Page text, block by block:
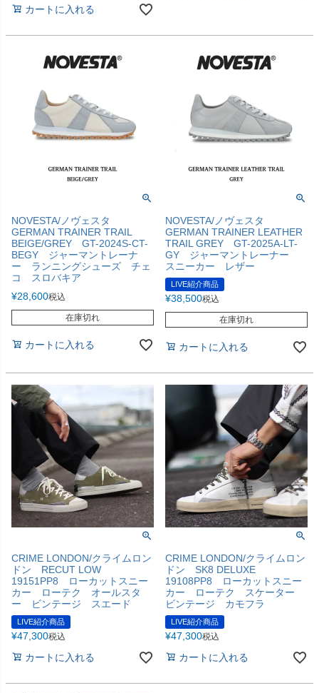
カートに入れる
NOVESTA/ノヴェスタ
GERMAN TRAINER TRAIL
BEIGE/GREY GT-2024S-CT-
BEGY ジャーマントレーナ
ー ランニングシューズ チェ
コ スロバキア
¥28,600税込
在庫切れ
カートに入れる
NOVESTA/ノヴェスタ
GERMAN TRAINER LEATHER
TRAIL GREY GT-2025A-LT-
GY ジャーマントレーナー
スニーカー レザー
LIVE紹介商品
¥38,500税込
在庫切れ
カートに入れる
CRIME LONDON/クライムロン
ドン RECUT LOW
19151PP8 ローカットスニー
カー ローテク オールスタ
ー ビンテージ スエード
LIVE紹介商品
¥47,300税込
カートに入れる
CRIME LONDON/クライムロン
ドン SK8 DELUXE
19108PP8 ローカットスニー
カー ローテク スケーター
ビンテージ カモフラ
LIVE紹介商品
¥47,300税込
カートに入れる